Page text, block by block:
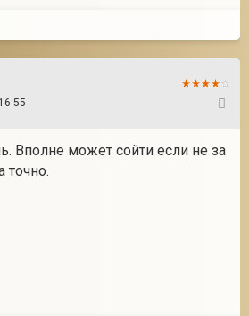
Вполне может сойти если не за
точно.